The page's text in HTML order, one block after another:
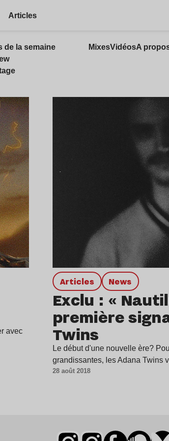
Articles
de la semaine
MixesVidéosA
avec
Articles news
Exclu : «
première
Twins
Le début d'une nouvelle ère?
grandissantes, les Adana Twins
28 août 2018